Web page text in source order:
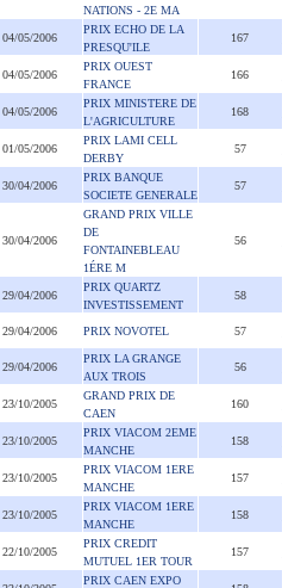
NATIONS - 2E MA
04/05/2006
PRIX ECHO DE LA
PRESQU'ILE
167
04/05/2006
PRIX OUEST
FRANCE
166
04/05/2006
PRIX MINISTERE DE
L'AGRICULTURE
168
01/05/2006
PRIX LAMI CELL
DERBY
57
30/04/2006
PRIX BANQUE
SOCIETE GENERALE
57
30/04/2006
GRAND PRIX VILLE
DE
FONTAINEBLEAU
1ÉRE M
56
29/04/2006
PRIX QUARTZ
INVESTISSEMENT
58
29/04/2006 PRIX NOVOTEL 57
29/04/2006
PRIX LA GRANGE
AUX TROIS
56
23/10/2005
GRAND PRIX DE
CAEN
160
23/10/2005
PRIX VIACOM 2EME
MANCHE
158
23/10/2005
PRIX VIACOM 1ERE
MANCHE
157
23/10/2005
PRIX VIACOM 1ERE
MANCHE
158
22/10/2005
PRIX CREDIT
MUTUEL 1ER TOUR
157
PRIX CAEN EXPO